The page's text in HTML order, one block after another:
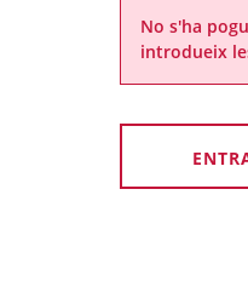
No s'ha
introdueix